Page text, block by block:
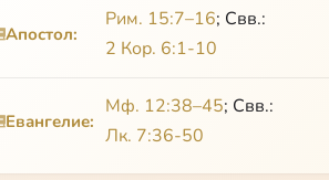
основном мариологии и христологии.
Прокл Константинопольский, святитель
Антология восточнохристианской
богословской мысли, I том
Апостол:
Рим. 15:7–16; Свв.:
2 Кор. 6:1-10
Евангелие:
Мф. 12:38–45; Свв.:
Лк. 7:36-50